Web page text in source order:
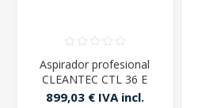
Aspirador profesional
CLEANTEC CTL 36 E
Festool
899,03 € IVA incl.